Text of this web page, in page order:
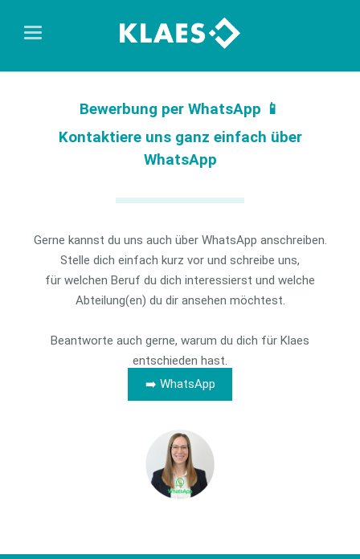
Bewerbung per WhatsApp 📱
Kontaktiere uns ganz einfach über
WhatsApp
Gerne kannst du uns auch über WhatsApp anschreiben.
Stelle dich einfach kurz vor und schreibe uns,
für welchen Beruf du dich interessierst und welche
Abteilung(en) du dir ansehen möchtest.
Beantworte auch gerne, warum du dich für Klaes
entschieden hast.
➡️ WhatsApp